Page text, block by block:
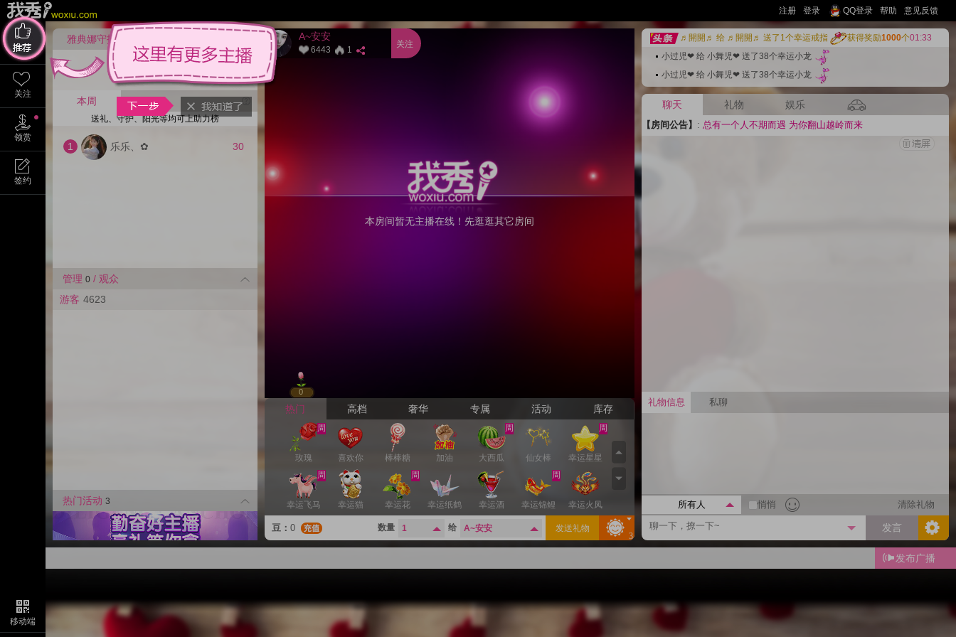
意见反馈
帮助
QQ登录
登录
注册
雅典娜守护
本周
送礼、守护、阳光等均可上助力榜
1 乐乐、✿ 30
管理0 / 观众
游客 4623
热门活动 3
本房间暂无主播在线！先逛逛其它房间
A~安安
6443 1
关注
0
热门 高档 奢华 专属 活动 库存
玫瑰
周
喜欢你 棒棒糖 加油 大西瓜
周
仙女棒 幸运星星
周
幸运飞马
周
幸运猫 幸运花
周
幸运纸鹤 幸运酒 幸运锦鲤
周
幸运火凤
周 周 周
豆： 0
3
发送礼物
给 A~安安
数量
♬開開♬ 给 ♬開開♬ 送了1个幸运戒指 获得奖励1000个01:33
·
小过児❤ 给 小舞児❤ 送了38个幸运戒指
小过児❤ 给 小舞児❤ 送了38个幸运小龙
小过児❤ 给 小舞児❤ 送了38个幸运小龙
聊天 礼物 娱乐
【房间公告】 : 总有一个人不期而遇 为你翻山越岭而来
礼物信息 私聊
所有人 悄悄 清除礼物
发言
推荐
关注
领赏
签约
移动端
发布广播